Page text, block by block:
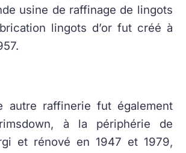
usine de raffinage de lingots
lingots d’or fut créé à
autre raffinerie fut également
à la périphérie de
et rénové en 1947 et 1979,